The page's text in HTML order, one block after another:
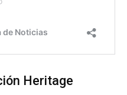
Heritage